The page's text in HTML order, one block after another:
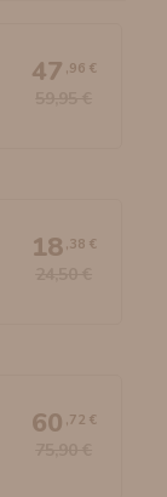
47 ,96 €
18 ,38 €
60 ,72 €